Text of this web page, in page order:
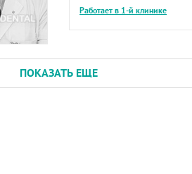
Работает в 1-й клинике
ПОКАЗАТЬ ЕЩЕ